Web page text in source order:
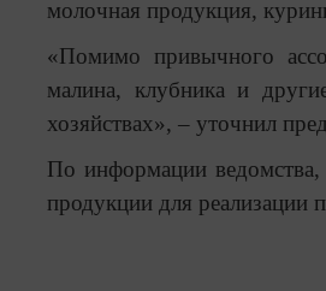
молочная продукция,
«Помимо привычного
малина, клубника и
хозяйствах», – уточнил
По информации
продукции для